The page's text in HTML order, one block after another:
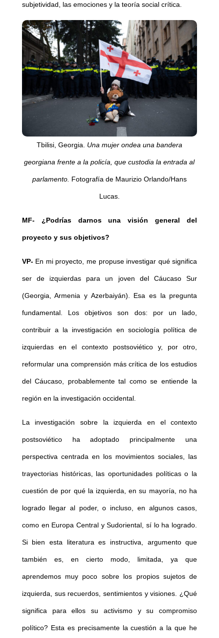
subjetividad, las emociones y la teoría social crítica.
Tbilisi, Georgia. Una mujer ondea una bandera
georgiana frente a la policía, que custodia la entrada al
parlamento. Fotografía de Maurizio Orlando/Hans
Lucas.
MF- ¿Podrías darnos una visión general del
proyecto y sus objetivos?
VP-En mi proyecto, me propuse investigar qué significa
ser de izquierdas para un joven del Cáucaso Sur
(Georgia, Armenia y Azerbaiyán). Esa es la pregunta
fundamental. Los objetivos son dos: por un lado,
contribuir a la investigación en sociología política de
izquierdas en el contexto postsoviético y, por otro,
reformular una comprensión más crítica de los estudios
del Cáucaso, probablemente tal como se entiende la
región en la investigación occidental.
La investigación sobre la izquierda en el contexto
postsoviético ha adoptado principalmente una
perspectiva centrada en los movimientos sociales, las
trayectorias históricas, las oportunidades políticas o la
cuestión de por qué la izquierda, en su mayoría, no ha
logrado llegar al poder, o incluso, en algunos casos,
como en Europa Central y Sudoriental, sí lo ha logrado.
Si bien esta literatura es instructiva, argumento que
también es, en cierto modo, limitada, ya que
aprendemos muy poco sobre los propios sujetos de
izquierda, sus recuerdos, sentimientos y visiones. ¿Qué
significa para ellos su activismo y su compromiso
político? Esta es precisamente la cuestión a la que he